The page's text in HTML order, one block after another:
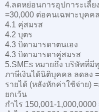
4.ลดหย่อนการอุปการะเลี้
=30,000 ต่อคนเฉพาะบุคค
4.1 คุ่สมรส
4.2 บุตร
4.3 บิดามารดาตนเอง
4.3 บิดามารดาคู่สมรส
5.SMEs หมายถึง บริษัทที่มี
ภาษีเงินได้นิติบุคคล ลดลง
รายได้ (หลังหักค่าใช้จ่าย)
ยกเว้น
กำไร 150,001-1,000,0000